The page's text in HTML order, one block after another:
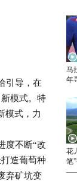
引导，在
模式。特
模式，力
度不断“改
造葡萄种
弃矿坑变
马
年
花
笔
——